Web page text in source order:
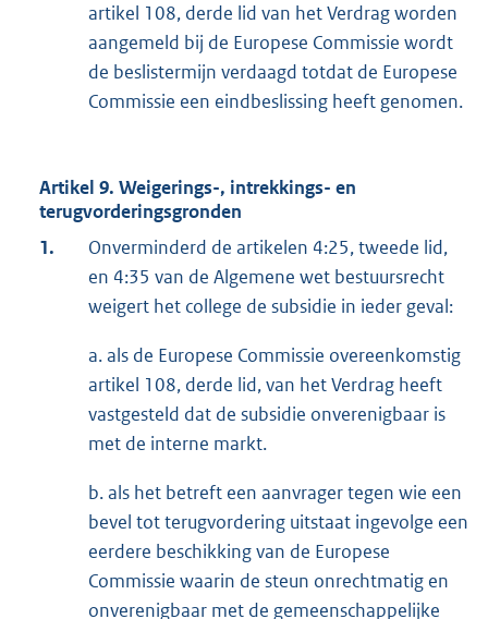
artikel 108, derde lid van het Verdrag worden
aangemeld bij de Europese Commissie wordt
de beslistermijn verdaagd totdat de Europese
Commissie een eindbeslissing heeft genomen.
Artikel 9. Weigerings-, intrekkings- en
terugvorderingsgronden
1.
Onverminderd de artikelen 4:25, tweede lid,
en 4:35 van de Algemene wet bestuursrecht
weigert het college de subsidie in ieder geval:
a. als de Europese Commissie overeenkomstig
artikel 108, derde lid, van het Verdrag heeft
vastgesteld dat de subsidie onverenigbaar is
met de interne markt.
b. als het betreft een aanvrager tegen wie een
bevel tot terugvordering uitstaat ingevolge een
eerdere beschikking van de Europese
Commissie waarin de steun onrechtmatig en
onverenigbaar met de gemeenschappelijke